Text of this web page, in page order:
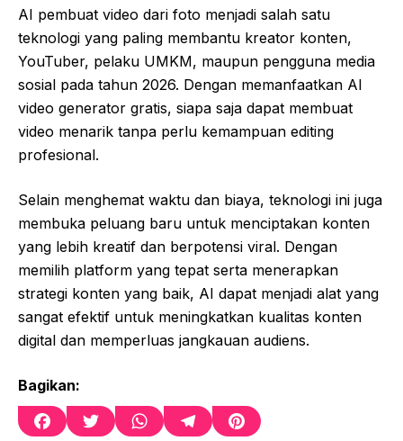
AI pembuat video dari foto menjadi salah satu
teknologi yang paling membantu kreator konten,
YouTuber, pelaku UMKM, maupun pengguna media
sosial pada tahun 2026. Dengan memanfaatkan AI
video generator gratis, siapa saja dapat membuat
video menarik tanpa perlu kemampuan editing
profesional.
Selain menghemat waktu dan biaya, teknologi ini juga
membuka peluang baru untuk menciptakan konten
yang lebih kreatif dan berpotensi viral. Dengan
memilih platform yang tepat serta menerapkan
strategi konten yang baik, AI dapat menjadi alat yang
sangat efektif untuk meningkatkan kualitas konten
digital dan memperluas jangkauan audiens.
Bagikan:
F T W T P